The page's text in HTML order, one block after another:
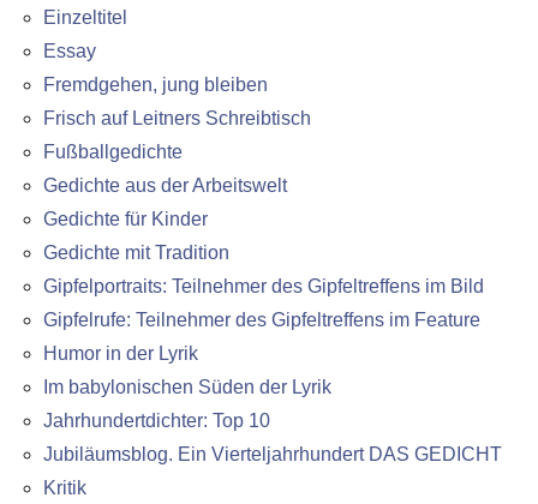
Einzeltitel
Essay
Fremdgehen, jung bleiben
Frisch auf Leitners Schreibtisch
Fußballgedichte
Gedichte aus der Arbeitswelt
Gedichte für Kinder
Gedichte mit Tradition
Gipfelportraits: Teilnehmer des Gipfeltreffens im Bild
Gipfelrufe: Teilnehmer des Gipfeltreffens im Feature
Humor in der Lyrik
Im babylonischen Süden der Lyrik
Jahrhundertdichter: Top 10
Jubiläumsblog. Ein Vierteljahrhundert DAS GEDICHT
Kritik